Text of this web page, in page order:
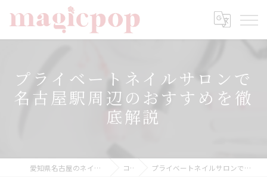
プライベートネイルサロンで
名古屋駅周辺のおすすめを徹
底解説
愛知県名古屋のネイルならnailsalon magicpop コラム プライベートネイルサロンで名古屋駅周辺のおすすめを徹底解説